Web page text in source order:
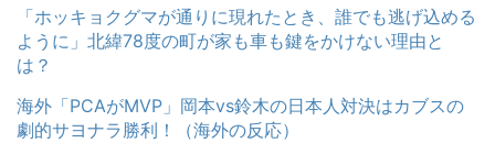
「ホッキョクグマが通りに現れたとき、誰でも逃げ込める
ように」北緯78度の町が家も車も鍵をかけない理由と
は？
海外「PCAがMVP」岡本vs鈴木の日本人対決はカブスの
劇的サヨナラ勝利！（海外の反応）